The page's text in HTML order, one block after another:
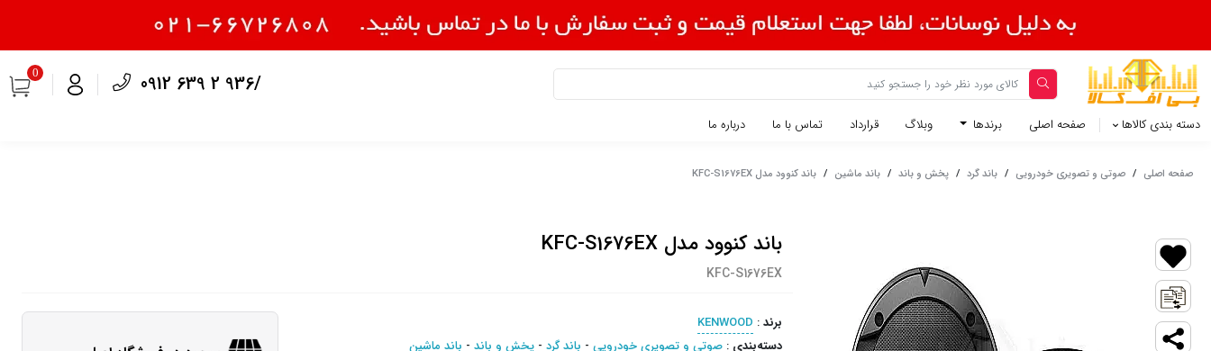
0912 639 2 936/
0
دسته بندی کالاها صفحه اصلی برندها وبلاگ قرارداد تماس با ما درباره ما
صفحه اصلی / صوتی و تصویری خودرویی / باند گرد / پخش و باند / باند ماشین / باند کنوود مدل KFC-S1676EX
باند کنوود مدل KFC-S1676EX
KFC-S1676EX
برند:
KENWOOD
دسته‌بندی : صوتی و تصویری خودرویی - باند گرد - پخش و باند - باند ماشین